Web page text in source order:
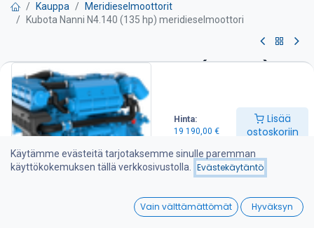
Hinta:
19 190,00 €
Lisää
ostoskoriin
Wishlist
Kauppa
Meridieselmoottorit
Kubota Nanni N4.140 (135 hp) meridieselmoottori
Kubota Nanni N4.140 (135 hp)
meridieselmoottori
Teho 135 hp
Kierrosluku 2600 kierr./min
Sylinteritilavuus 3,7 l
Paino 353 kg
-Vesijäähdytetty pakosarja ja pakokaasu/vesisekoitin
-Mekaaninen riviruiskutuspumppu
Käytämme evästeitä tarjotaksemme sinulle paremman
käyttökokemuksen tällä verkkosivustolla.
Evästekäytäntö
Vain välttämättömät Hyväksyn